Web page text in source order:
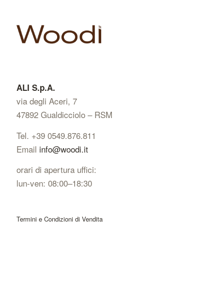
ALI S.p.A.
via degli Aceri, 7
47892 Gualdicciolo – RSM
Tel. +39 0549.876.811
Email info@woodi.it
orari di apertura uffici:
lun-ven: 08:00–18:30
Termini e Condizioni di Vendita